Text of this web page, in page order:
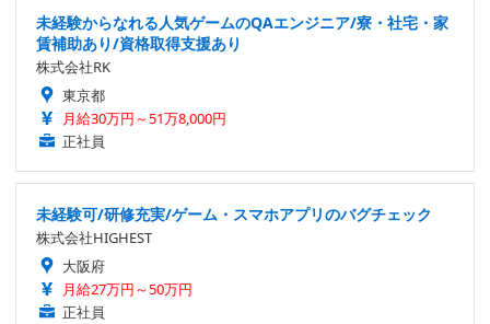
未経験からなれる人気ゲームのQAエンジニア/寮・社宅・家
賃補助あり/資格取得支援あり
株式会社RK
東京都
月給30万円～51万8,000円
正社員
未経験可/研修充実/ゲーム・スマホアプリのバグチェック
株式会社HIGHEST
大阪府
月給27万円～50万円
正社員